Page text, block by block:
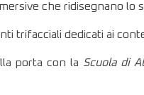
che ridisegnano lo
trifacciali dedicati ai
porta con la Scuola di